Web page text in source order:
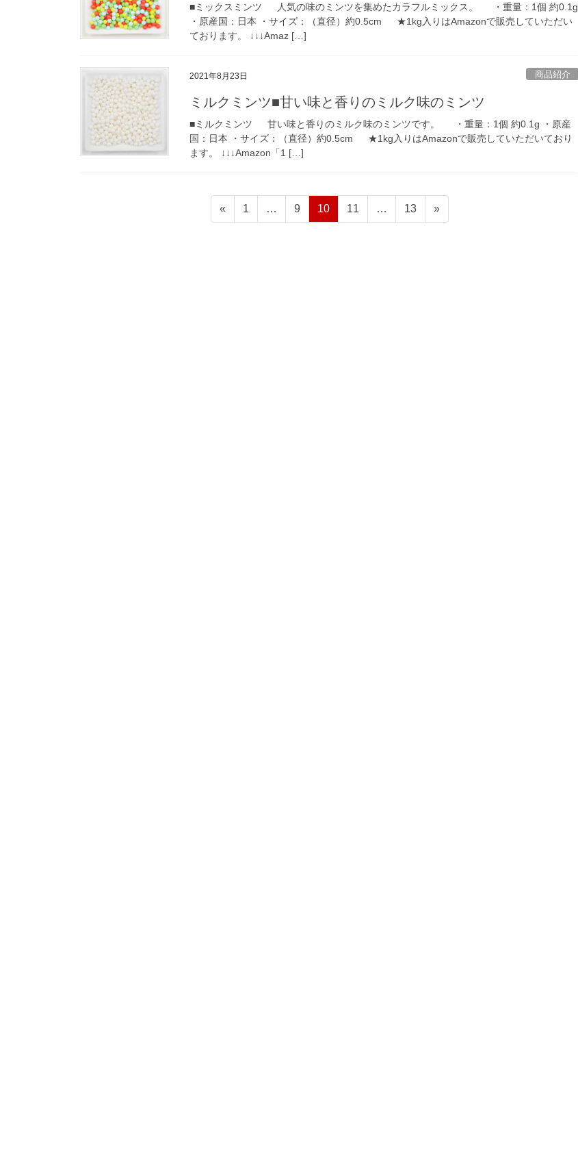
■ミックスミンツ 人気の味のミンツを集めたカラフルミックス。 ・重量：1個 約0.1g
・原産国：日本 ・サイズ：（直径）約0.5cm ★1kg入りはAmazonで販売していただい
ております。 ↓↓↓Amaz […]
2021年8月23日 商品紹介
ミルクミンツ■甘い味と香りのミルク味のミンツ
■ミルクミンツ 甘い味と香りのミルク味のミンツです。 ・重量：1個 約0.1g ・原産
国：日本 ・サイズ：（直径）約0.5cm ★1kg入りはAmazonで販売していただいており
ます。 ↓↓↓Amazon「1 […]
«
固
定
1 …
固
定
9
固
定
10
固
定
11 …
固
定
13 »